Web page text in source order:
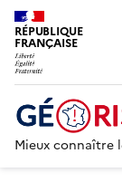
RÉPUBLIQUE
FRANÇAISE
Mieux connaître